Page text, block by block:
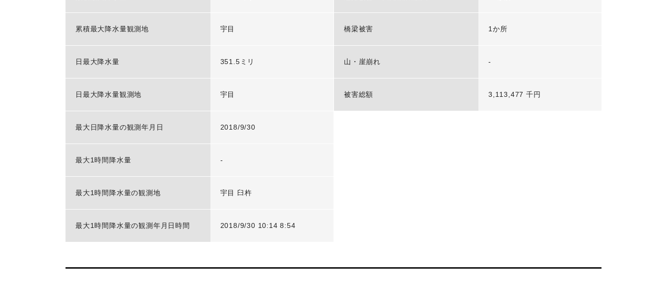
累積最大降水量観測地 宇目
日最大降水量 351.5ミリ
日最大降水量観測地 宇目
最大日降水量の観測年月日 2018/9/30
最大1時間降水量 -
最大1時間降水量の観測地 宇目 臼杵
最大1時間降水量の観測年月日時間 2018/9/30 10:14 8:54
橋梁被害 1か所
山・崖崩れ -
被害総額 3,113,477 千円